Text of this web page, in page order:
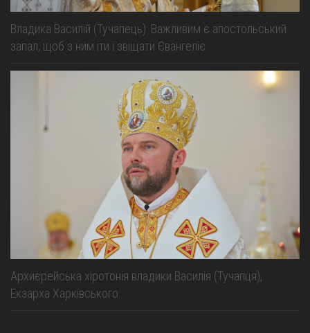
Владика Василій (Тучапець): Важливим є апостольський
запал, щоб з ним іти і звіщати Євангеліє
Архиєрейська хіротонія владики Василія (Тучапця),
Екзарха Харківського